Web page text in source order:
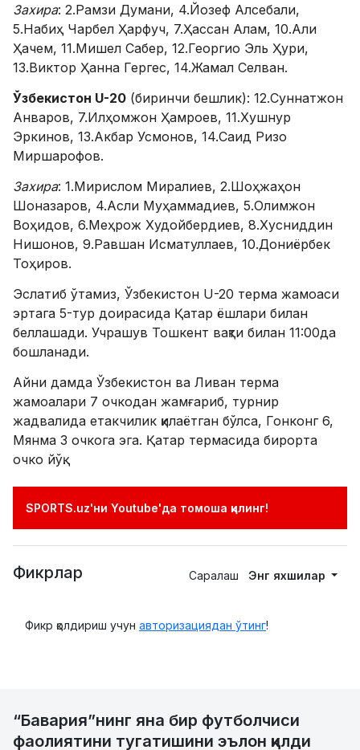
Захира: 2.Рамзи Думани, 4.Йозеф Алсебали,
5.Набиҳ Чарбел Ҳарфуч, 7.Ҳассан Алам, 10.Али
Ҳачем, 11.Мишел Сабер, 12.Георгио Эль Ҳури,
13.Виктор Ҳанна Гергес, 14.Жамал Селван.
Ўзбекистон U-20 (биринчи бешлик): 12.Суннатжон
Анваров, 7.Илҳомжон Ҳамроев, 11.Хушнур
Эркинов, 13.Акбар Усмонов, 14.Саид Ризо
Миршарофов.
Захира: 1.Мирислом Миралиев, 2.Шоҳжаҳон
Шоназаров, 4.Асли Муҳаммадиев, 5.Олимжон
Воҳидов, 6.Меҳрож Худойбердиев, 8.Хусниддин
Нишонов, 9.Равшан Исматуллаев, 10.Дониёрбек
Тоҳиров.
Эслатиб ўтамиз, Ўзбекистон U-20 терма жамоаси
эртага 5-тур доирасида Қатар ёшлари билан
беллашади. Учрашув Тошкент вақти билан 11:00да
бошланади.
Айни дамда Ўзбекистон ва Ливан терма
жамоалари 7 очкодан жамғариб, турнир
жадвалида етакчилик қилаётган бўлса, Гонконг 6,
Мянма 3 очкога эга. Қатар термасида бирорта
очко йўқ.
SPORTS.uz'ни Youtube'да томоша қилинг!
Фикрлар Саралаш Энг яхшилар
Фикр қолдириш учун авторизациядан ўтинг!
“Бавария”нинг яна бир футболчиси
фаолиятини тугатишини эълон қилди